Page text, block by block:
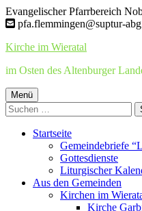
Springe
zum
Evangelischer Pfarrbereich
pfa.flemmingen@suptur-
Kirche im Wieratal
im Osten des Altenburger
Primäres
Menü
Menü
Suchen
nach:
Startseite
Gemeindebriefe
Gottesdienste
Liturgischer
Aus den Gemeinden
Kirchen im
Kirche